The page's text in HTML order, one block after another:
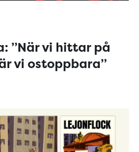
”När vi hittar på
vi ostoppbara”